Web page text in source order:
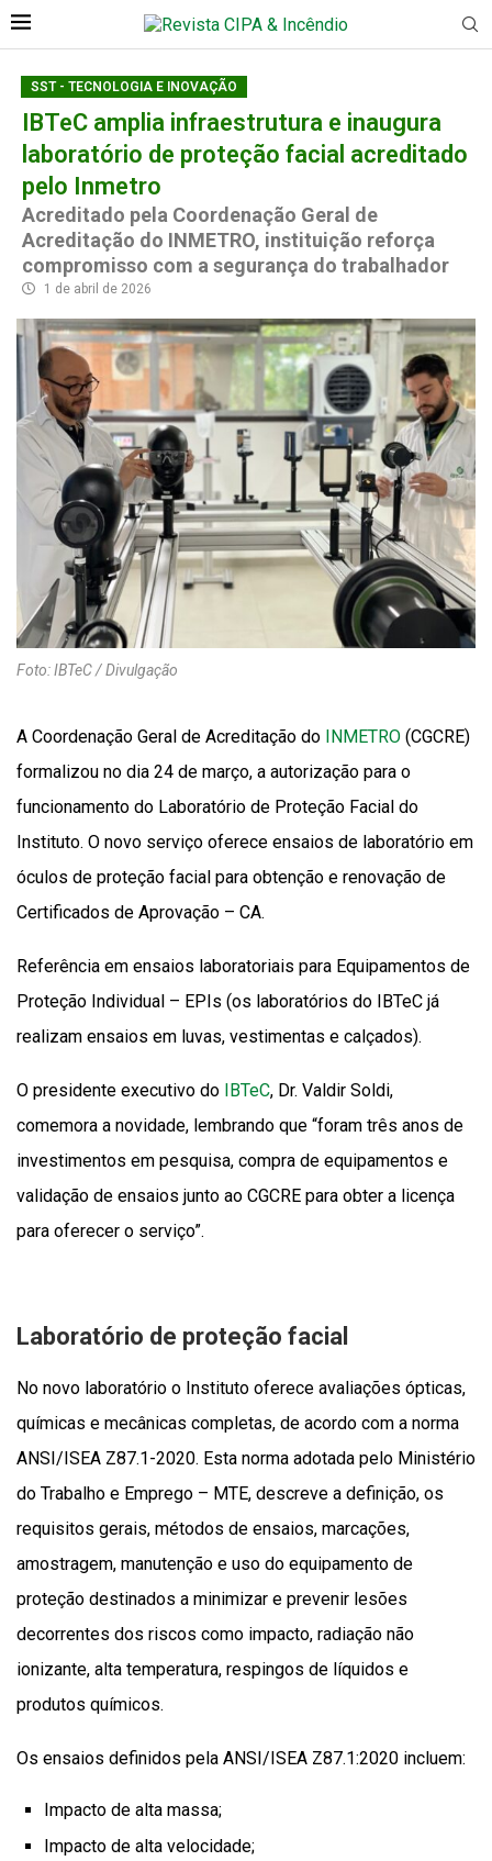
SST - TECNOLOGIA E INOVAÇÃO
IBTeC amplia infraestrutura e inaugura
laboratório de proteção facial acreditado
pelo Inmetro
Acreditado pela Coordenação Geral de
Acreditação do INMETRO, instituição reforça
compromisso com a segurança do trabalhador
1 de abril de 2026
Foto: IBTeC / Divulgação
A Coordenação Geral de Acreditação do INMETRO (CGCRE)
formalizou no dia 24 de março, a autorização para o
funcionamento do Laboratório de Proteção Facial do
Instituto. O novo serviço oferece ensaios de laboratório em
óculos de proteção facial para obtenção e renovação de
Certificados de Aprovação – CA.
Referência em ensaios laboratoriais para Equipamentos de
Proteção Individual – EPIs (os laboratórios do IBTeC já
realizam ensaios em luvas, vestimentas e calçados).
O presidente executivo do IBTeC, Dr. Valdir Soldi,
comemora a novidade, lembrando que “foram três anos de
investimentos em pesquisa, compra de equipamentos e
validação de ensaios junto ao CGCRE para obter a licença
para oferecer o serviço”.
Laboratório de proteção facial
No novo laboratório o Instituto oferece avaliações ópticas,
químicas e mecânicas completas, de acordo com a norma
ANSI/ISEA Z87.1-2020. Esta norma adotada pelo Ministério
do Trabalho e Emprego – MTE, descreve a definição, os
requisitos gerais, métodos de ensaios, marcações,
amostragem, manutenção e uso do equipamento de
proteção destinados a minimizar e prevenir lesões
decorrentes dos riscos como impacto, radiação não
ionizante, alta temperatura, respingos de líquidos e
produtos químicos.
Os ensaios definidos pela ANSI/ISEA Z87.1:2020 incluem:
Impacto de alta massa;
Impacto de alta velocidade;